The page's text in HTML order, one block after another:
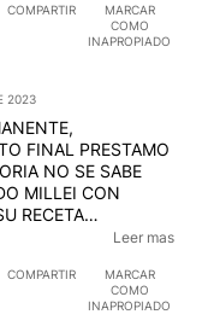
COMPARTIR
MARCAR
COMO
INAPROPIADO
2023
FINAL PRESTAMO
SABE
MILLEI CON
RECETA
CAPUTO.
?
Leer mas
COMPARTIR
MARCAR
COMO
INAPROPIADO